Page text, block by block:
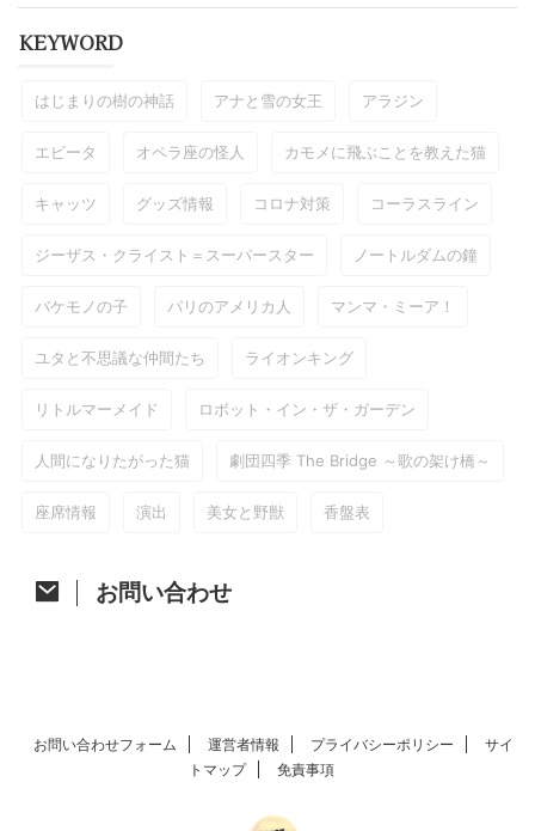
KEYWORD
はじまりの樹の神話 アナと雪の女王 アラジン
エビータ オペラ座の怪人 カモメに飛ぶことを教えた猫
キャッツ グッズ情報 コロナ対策 コーラスライン
ジーザス・クライスト＝スーパースター ノートルダムの鐘
バケモノの子 パリのアメリカ人 マンマ・ミーア！
ユタと不思議な仲間たち ライオンキング
リトルマーメイド ロボット・イン・ザ・ガーデン
人間になりたがった猫 劇団四季 The Bridge ～歌の架け橋～
座席情報 演出 美女と野獣 香盤表
お問い合わせ
お問い合わせフォーム 運営者情報 プライバシーポリシー
サイ
トマップ
免責事項